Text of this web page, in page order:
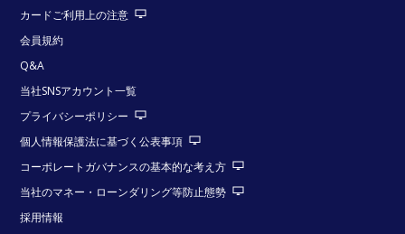
カードご利用上の注意
会員規約
Q&A
当社SNSアカウント一覧
プライバシーポリシー
個人情報保護法に基づく公表事項
コーポレートガバナンスの基本的な考え方
当社のマネー・ローンダリング等防止態勢
採用情報